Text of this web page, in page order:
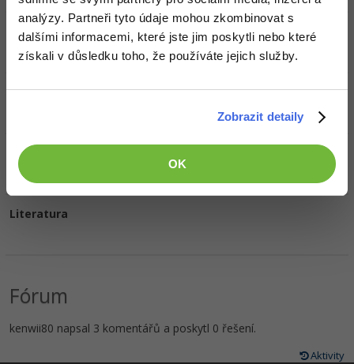
analýzy. Partneři tyto údaje mohou zkombinovat s
dalšími informacemi, které jste jim poskytli nebo které
získali v důsledku toho, že používáte jejich služby.
Zobrazit detaily
OK
HW sestava
Oblíbené filmy/seriály
Oblíbená hudba
Literatura
Fórum
kenwii80 napsal 3 komentářů a poskytl 0 řešení.
Aktivity